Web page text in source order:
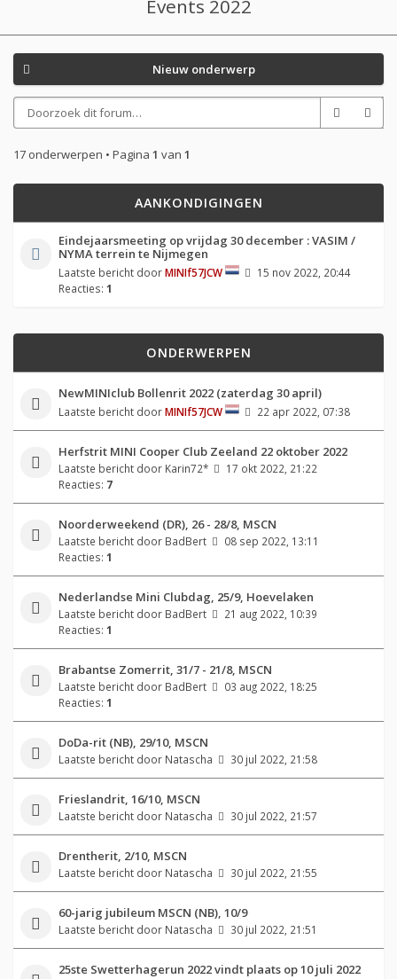
Events 2022
Nieuw onderwerp
17 onderwerpen • Pagina 1 van 1
AANKONDIGINGEN
Eindejaarsmeeting op vrijdag 30 december : VASIM /
NYMA terrein te Nijmegen
Laatste bericht doorMINIf57JCW
15 nov 2022, 20:44
Reacties: 1
ONDERWERPEN
NewMINIclub Bollenrit 2022 (zaterdag 30 april)
Laatste bericht doorMINIf57JCW 22 apr 2022, 07:38
Herfstrit MINI Cooper Club Zeeland 22 oktober 2022
Laatste bericht door Karin72*
17 okt 2022, 21:22
Reacties: 7
Noorderweekend (DR), 26 - 28/8, MSCN
Laatste bericht door BadBert
08 sep 2022, 13:11
Reacties: 1
Nederlandse Mini Clubdag, 25/9, Hoevelaken
Laatste bericht door BadBert
21 aug 2022, 10:39
Reacties: 1
Brabantse Zomerrit, 31/7 - 21/8, MSCN
Laatste bericht door BadBert
03 aug 2022, 18:25
Reacties: 1
DoDa-rit (NB), 29/10, MSCN
Laatste bericht door Natascha 30 jul 2022, 21:58
Frieslandrit, 16/10, MSCN
Laatste bericht door Natascha 30 jul 2022, 21:57
Drentherit, 2/10, MSCN
Laatste bericht door Natascha 30 jul 2022, 21:55
60-jarig jubileum MSCN (NB), 10/9
Laatste bericht door Natascha 30 jul 2022, 21:51
25ste Swetterhagerun 2022 vindt plaats op 10 juli 2022